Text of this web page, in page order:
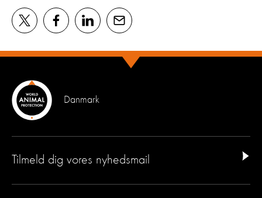
Danmark
Tilmeld dig vores nyhedsmail